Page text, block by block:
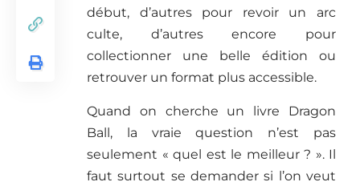
début, d’autres pour revoir un arc
culte, d’autres encore pour
collectionner une belle édition ou
retrouver un format plus accessible.
Quand on cherche un livre Dragon
Ball, la vraie question n’est pas
seulement « quel est le meilleur ? ». Il
faut surtout se demander si l’on veut